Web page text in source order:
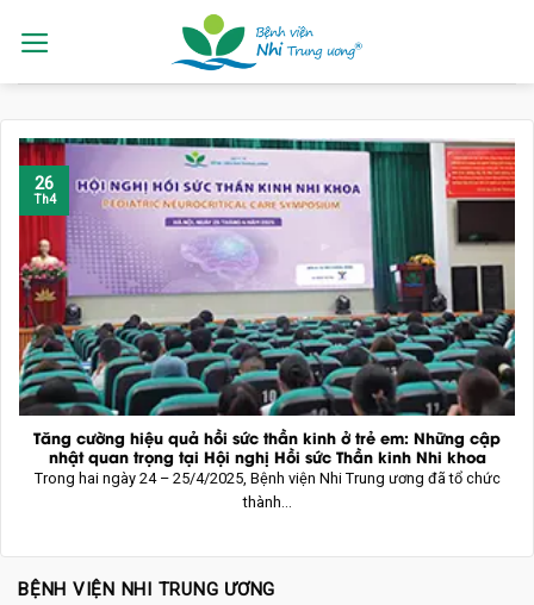
Tăng cường hiệu quả hồi sức thần kinh ở trẻ em: Những cập
nhật quan trọng tại Hội nghị Hồi sức Thần kinh Nhi khoa
Trong hai ngày 24 – 25/4/2025, Bệnh viện Nhi Trung ương đã tổ chức
thành...
26
Th4
BỆNH VIỆN NHI TRUNG ƯƠNG